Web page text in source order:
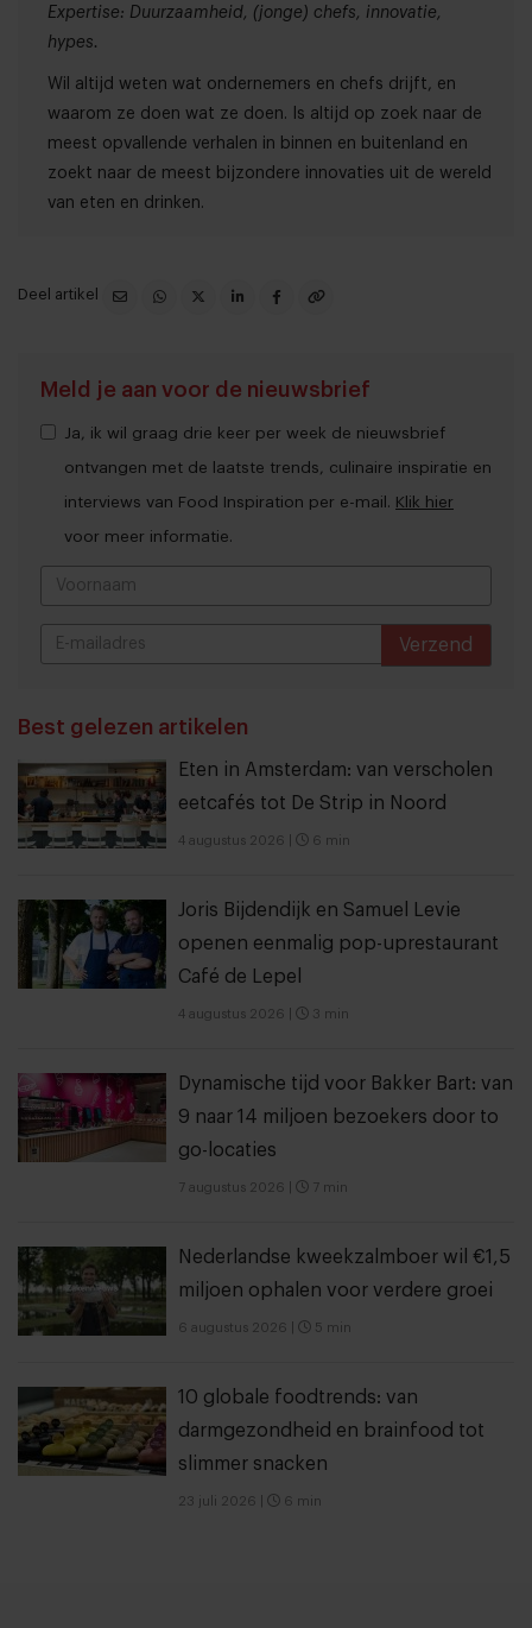
Expertise: Duurzaamheid, (jonge) chefs, innovatie,
hypes.
Wil altijd weten wat ondernemers en chefs drijft, en
waarom ze doen wat ze doen. Is altijd op zoek naar de
meest opvallende verhalen in binnen en buitenland en
zoekt naar de meest bijzondere innovaties uit de wereld
van eten en drinken.
Deel artikel
Meld je aan voor de nieuwsbrief
Ja, ik wil graag drie keer per week de nieuwsbrief
ontvangen met de laatste trends, culinaire inspiratie en
interviews van Food Inspiration per e-mail. Klik hier
voor meer informatie.
Verzend
Best gelezen artikelen
Eten in Amsterdam: van verscholen
eetcafés tot De Strip in Noord
4 augustus 2026 6 min
Joris Bijdendijk en Samuel Levie
openen eenmalig pop-uprestaurant
Café de Lepel
4 augustus 2026 3 min
Dynamische tijd voor Bakker Bart: van
9 naar 14 miljoen bezoekers door to
go-locaties
7 augustus 2026 7 min
Nederlandse kweekzalmboer wil €1,5
miljoen ophalen voor verdere groei
6 augustus 2026 5 min
10 globale foodtrends: van
darmgezondheid en brainfood tot
slimmer snacken
23 juli 2026 6 min